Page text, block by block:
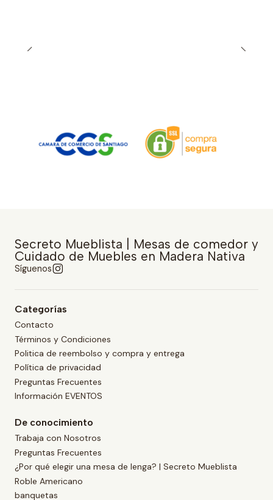
Secreto Mueblista | Mesas de comedor y
Cuidado de Muebles en Madera Nativa
Síguenos
Categorías
Contacto
Términos y Condiciones
Politica de reembolso y compra y entrega
Política de privacidad
Preguntas Frecuentes
Información EVENTOS
De conocimiento
Trabaja con Nosotros
Preguntas Frecuentes
¿Por qué elegir una mesa de lenga? | Secreto Mueblista
Roble Americano
banquetas